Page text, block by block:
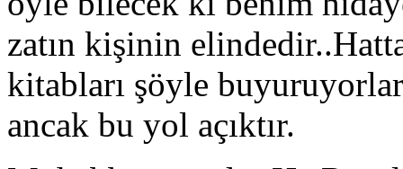
zatın kişinin
kitabları şöyle
ancak bu yol açıktır.